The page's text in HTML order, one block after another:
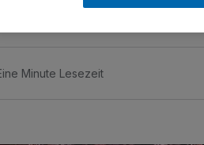
Minute Lesezeit